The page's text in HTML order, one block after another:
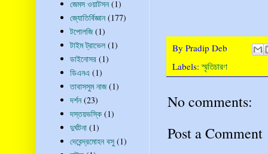
By Pradip Deb
Labels:স্মৃতিচারণ
No comments:
Post a Comment
জেমস ওয়াটসন (1)
জ্যোতির্বিজ্ঞান (177)
টপোলজি (1)
টাইম ট্রাভেল (1)
ডাইনোসর (1)
ডিএনএ (1)
তাবাসসুম নাজ (1)
দর্শন (23)
দস্তয়ভস্কি (1)
দুর্ঘটনা (1)
দেবেন্দ্রমোহন বসু (1)